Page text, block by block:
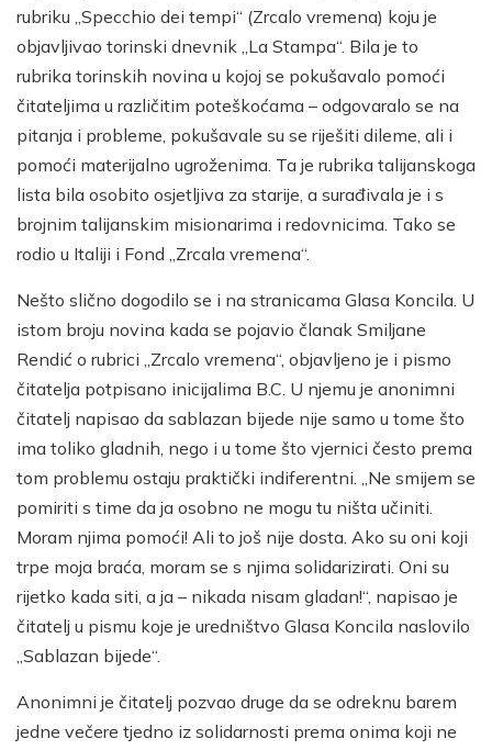
rubriku „Specchio dei tempi“ (Zrcalo vremena) koju je
objavljivao torinski dnevnik „La Stampa“. Bila je to
rubrika torinskih novina u kojoj se pokušavalo pomoći
čitateljima u različitim poteškoćama – odgovaralo se na
pitanja i probleme, pokušavale su se riješiti dileme, ali i
pomoći materijalno ugroženima. Ta je rubrika talijanskoga
lista bila osobito osjetljiva za starije, a surađivala je i s
brojnim talijanskim misionarima i redovnicima. Tako se
rodio u Italiji i Fond „Zrcala vremena“.
Nešto slično dogodilo se i na stranicama Glasa Koncila. U
istom broju novina kada se pojavio članak Smiljane
Rendić o rubrici „Zrcalo vremena“, objavljeno je i pismo
čitatelja potpisano inicijalima B.C. U njemu je anonimni
čitatelj napisao da sablazan bijede nije samo u tome što
ima toliko gladnih, nego i u tome što vjernici često prema
tom problemu ostaju praktički indiferentni. „Ne smijem se
pomiriti s time da ja osobno ne mogu tu ništa učiniti.
Moram njima pomoći! Ali to još nije dosta. Ako su oni koji
trpe moja braća, moram se s njima solidarizirati. Oni su
rijetko kada siti, a ja – nikada nisam gladan!“, napisao je
čitatelj u pismu koje je uredništvo Glasa Koncila naslovilo
„Sablazan bijede“.
Anonimni je čitatelj pozvao druge da se odreknu barem
jedne večere tjedno iz solidarnosti prema onima koji ne